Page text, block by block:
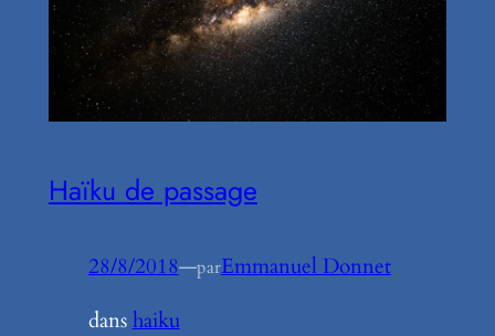
Haïku de passage
28/8/2018—parEmmanuel Donnet
dans haiku